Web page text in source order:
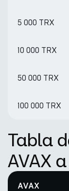
5 000 TRX
10 000 TRX
50 000 TRX
100 000 TRX
Tabla
AVAX
AVAX